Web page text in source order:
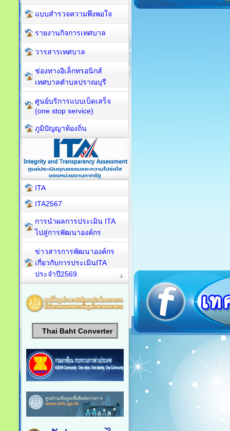
แบบสำรวจความพึงพอใจ
รายงานกิจการเทศบาล
วารสารเทศบาล
ช่องทางอิเล็กทรอนิกส์
เทศบาลตำบลปราณบุรี
ศูนย์บริการแบบเบ็ดเสร็จ
(one stop service)
ภูมิปัญญาท้องถิ่น
ITA
ITA2567
การนำผลการประเมิน ITA
ไปสู่การพัฒนาองค์กร
ข่าวสารการพัฒนาองค์กร
เกี่ยวกับการประเมินITA
ประจำปี2569
Thai Baht Converter